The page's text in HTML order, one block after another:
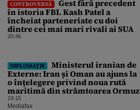
CONTROVERSĂ
Gest fără precedent
în istoria FBI. Kash Patel a
încheiat parteneriate cu doi
dintre cei mai mari rivali ai SUA
20:46
DIPLOMAȚIE
Ministerul iranian de
Externe: Iran și Oman au ajuns la
o înțelegere privind noua rută
maritimă din strâmtoarea Ormuz
19:15
Mediafax